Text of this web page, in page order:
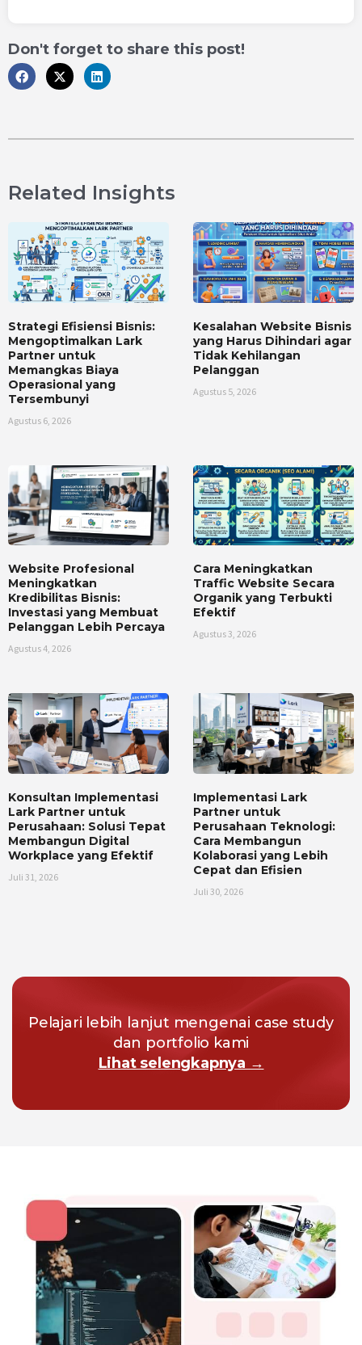
Don't forget to share this post!
Related Insights
Strategi Efisiensi Bisnis:
Mengoptimalkan Lark
Partner untuk
Memangkas Biaya
Operasional yang
Tersembunyi
Agustus 6, 2026
Kesalahan Website Bisnis
yang Harus Dihindari agar
Tidak Kehilangan
Pelanggan
Agustus 5, 2026
Website Profesional
Meningkatkan
Kredibilitas Bisnis:
Investasi yang Membuat
Pelanggan Lebih Percaya
Agustus 4, 2026
Cara Meningkatkan
Traffic Website Secara
Organik yang Terbukti
Efektif
Agustus 3, 2026
Konsultan Implementasi
Lark Partner untuk
Perusahaan: Solusi Tepat
Membangun Digital
Workplace yang Efektif
Juli 31, 2026
Implementasi Lark
Partner untuk
Perusahaan Teknologi:
Cara Membangun
Kolaborasi yang Lebih
Cepat dan Efisien
Juli 30, 2026
Pelajari lebih lanjut mengenai case study
dan portfolio kami
Lihat selengkapnya →